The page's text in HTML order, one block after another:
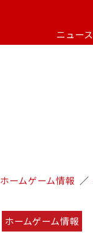
ニュース
ホームゲーム情報
ホームゲーム情報